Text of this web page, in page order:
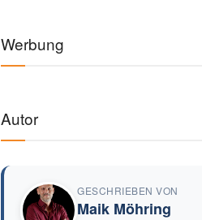
Werbung
Autor
GESCHRIEBEN VON
Maik Möhring